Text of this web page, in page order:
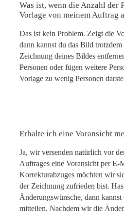
Was ist, wenn die Anzahl der
Vorlage von meinem Auftrag
Das ist kein Problem. Zeigt die
dann kannst du das Bild
Zeichnung deines Bildes
Personen oder fügen weitere
Vorlage zu wenig Personen
Erhalte ich eine Voransicht
Ja, wir versenden natürlich vor
Auftrages eine Voransicht per
Korrekturabzuges möchten wir
der Zeichnung zufrieden bist.
Änderungswünsche, dann
mitteilen. Nachdem wir die